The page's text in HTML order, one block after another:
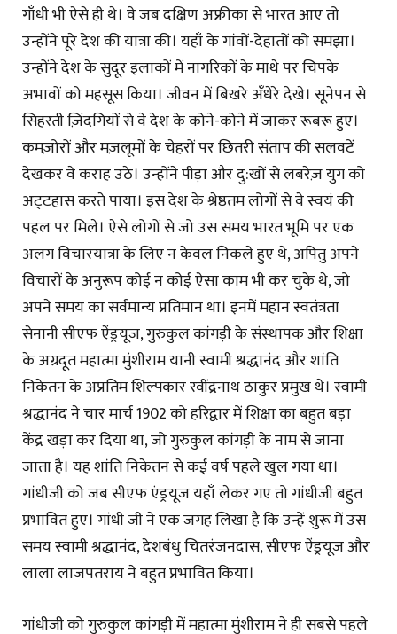
गाँधी भी ऐसे ही थे। वे जब दक्षिण अफ्रीका से भारत आए तो
उन्होंने पूरे देश की यात्रा की। यहाँ के गांवों-देहातों को समझा।
उन्होंने देश के सुदूर इलाकों में नागरिकों के माथे पर चिपके
अभावों को महसूस किया। जीवन में बिखरे अँधेरे देखे। सूनेपन से
सिहरती ज़िंदगियों से वे देश के कोने-कोने में जाकर रूबरू हुए।
कमज़ोरों और मज़लूमों के चेहरों पर छितरी संताप की सलवटें
देखकर वे कराह उठे। उन्होंने पीड़ा और दु:खों से लबरेज़ युग को
अट्‌टहास करते पाया। इस देश के श्रेष्ठतम लोगों से वे स्वयं की
पहल पर मिले। ऐसे लोगों से जो उस समय भारत भूमि पर एक
अलग विचारयात्रा के लिए न केवल निकले हुए थे, अपितु अपने
विचारों के अनुरूप कोई न कोई ऐसा काम भी कर चुके थे, जो
अपने समय का सर्वमान्य प्रतिमान था। इनमें महान स्वतंत्रता
सेनानी सीएफ ऐंड्रयूज, गुरुकुल कांगड़ी के संस्थापक और शिक्षा
के अग्रदूत महात्मा मुंशीराम यानी स्वामी श्रद्धानंद और शांति
निकेतन के अप्रतिम शिल्पकार रवींद्रनाथ ठाकुर प्रमुख थे। स्वामी
श्रद्धानंद ने चार मार्च 1902 को हरिद्वार में शिक्षा का बहुत बड़ा
केंद्र खड़ा कर दिया था, जो गुरुकुल कांगड़ी के नाम से जाना
जाता है। यह शांति निकेतन से कई वर्ष पहले खुल गया था।
गांधीजी को जब सीएफ एंड्रयूज यहाँ लेकर गए तो गांधीजी बहुत
प्रभावित हुए। गांधी जी ने एक जगह लिखा है कि उन्हें शुरू में उस
समय स्वामी श्रद्धानंद, देशबंधु चितरंजनदास, सीएफ ऐंड्रयूज और
लाला लाजपतराय ने बहुत प्रभावित किया।
गांधीजी को गुरुकुल कांगड़ी में महात्मा मुंशीराम ने ही सबसे पहले